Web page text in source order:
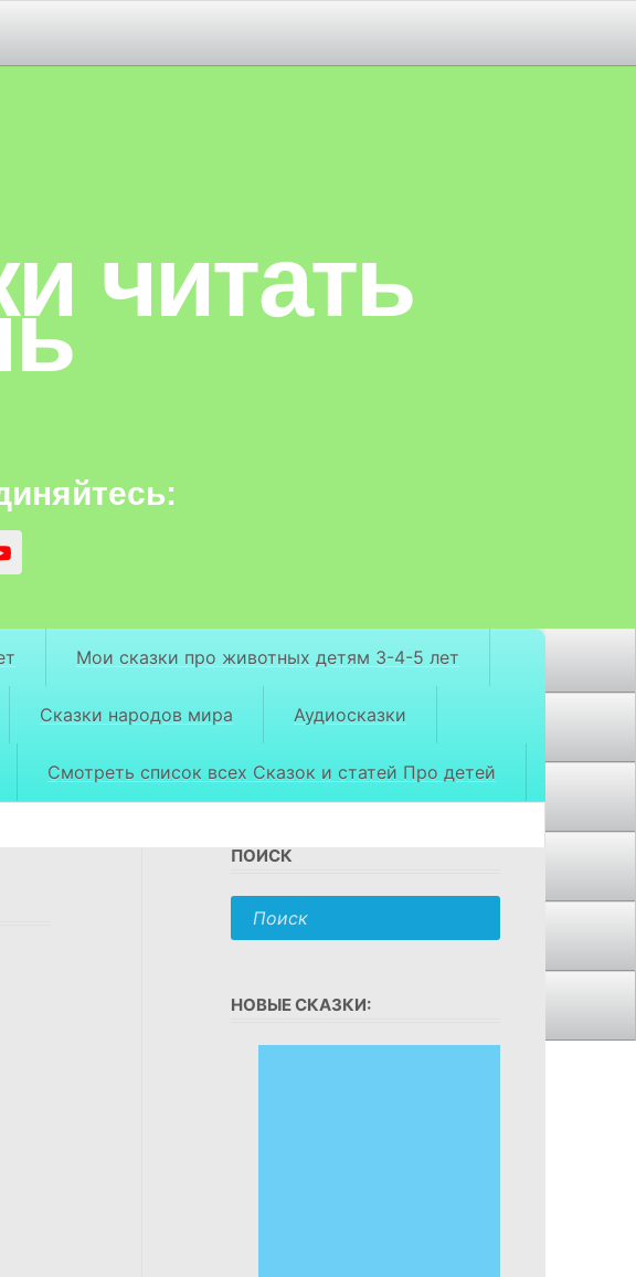
читать
Мои сказки про животных детям 3-4-5 лет
Сказки народов мира Аудиосказки
Смотреть список всех Сказок и статей Про детей
ПОИСК
НОВЫЕ СКАЗКИ: